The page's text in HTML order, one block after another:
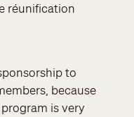
réunification
to
because
is very